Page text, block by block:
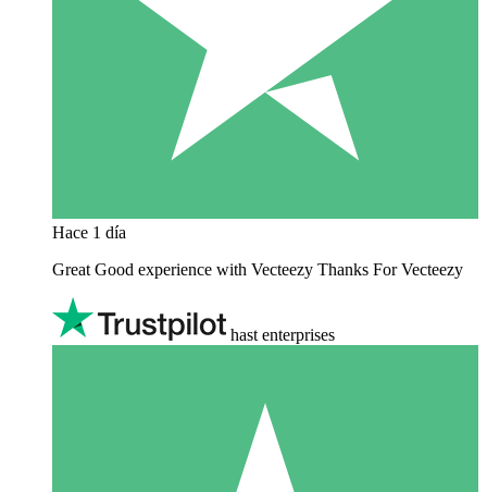
Hace 1 día
Great Good experience with Vecteezy Thanks For Vecteezy
hast enterprises